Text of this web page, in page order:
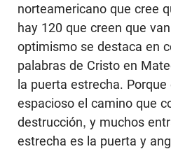
norteamericano que cree
hay 120 que creen que
optimismo se destaca en
palabras de Cristo en
la puerta estrecha.
espacioso el camino que
destrucción, y muchos
estrecha es la puerta y